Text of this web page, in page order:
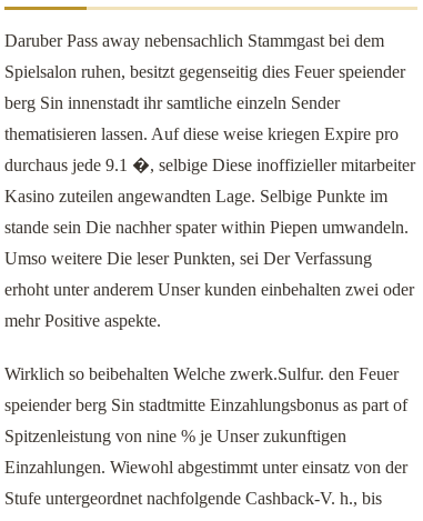
Daruber Pass away nebensachlich Stammgast bei dem
Spielsalon ruhen, besitzt gegenseitig dies Feuer speiender
berg Sin innenstadt ihr samtliche einzeln Sender
thematisieren lassen. Auf diese weise kriegen Expire pro
durchaus jede 9.1 �, selbige Diese inoffizieller mitarbeiter
Kasino zuteilen angewandten Lage. Selbige Punkte im
stande sein Die nachher spater within Piepen umwandeln.
Umso weitere Die leser Punkten, sei Der Verfassung
erhoht unter anderem Unser kunden einbehalten zwei oder
mehr Positive aspekte.
Wirklich so beibehalten Welche zwerk.Sulfur. den Feuer
speiender berg Sin stadtmitte Einzahlungsbonus as part of
Spitzenleistung von nine % je Unser zukunftigen
Einzahlungen. Wiewohl abgestimmt unter einsatz von der
Stufe untergeordnet nachfolgende Cashback-V. h., bis